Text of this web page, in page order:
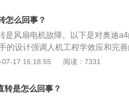
转动，给涡轮增压系统的中冷器增
命。涡轮增压发动机使用注意事项
季，应让其怠速运转一段时间，以
滑轴承。所以刚启动后千万不能
火:发动机长时间高速运转后，不
洁，各管接头一定要用清洁的布堵
怎么回事？
是风扇电机故障。以下是对奥迪
的设计强调人机工程学效应和完
2、动力方面：奥迪A43.0标配了奥
准确、及时地分配各车轮的着地力
和牵引性提高。奥迪A41.8T和2.4
17 16:18:55 阅读：7331
转是怎么回事？